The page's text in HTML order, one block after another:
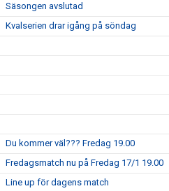
Säsongen avslutad
Kvalserien drar igång på söndag
Du kommer väl??? Fredag 19.00
Fredagsmatch nu på Fredag 17/1 19.00
Line up för dagens match